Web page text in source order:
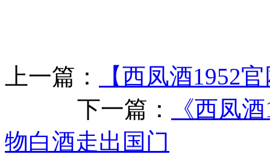
上一篇：
【西凤酒1952
下一篇：
《西凤
物白酒走出国门